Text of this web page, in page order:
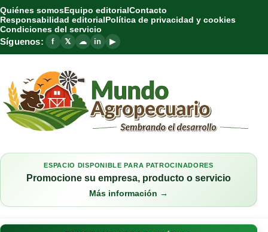
Quiénes somosEquipo editorialContacto
Responsabilidad editorialPolítica de privacidad y cookies
Condiciones del servicio
Síguenos: f 𝕏 ☁ in ▶
ESPACIO DISPONIBLE PARA PATROCINADORES
Promocione su empresa, producto o servicio
Más información →